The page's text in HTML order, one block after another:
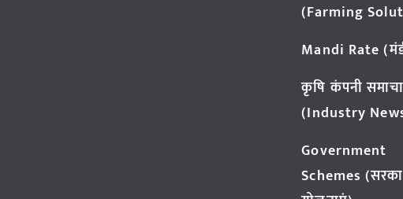
(Farming
Mandi Rate
कृषि कंपनी
(Industry
Government
Schemes